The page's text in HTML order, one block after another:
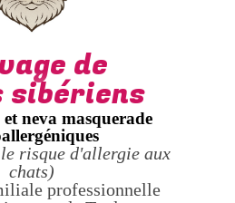
de
neva masquerade
risque d'allergie aux
chats)
professionnelle